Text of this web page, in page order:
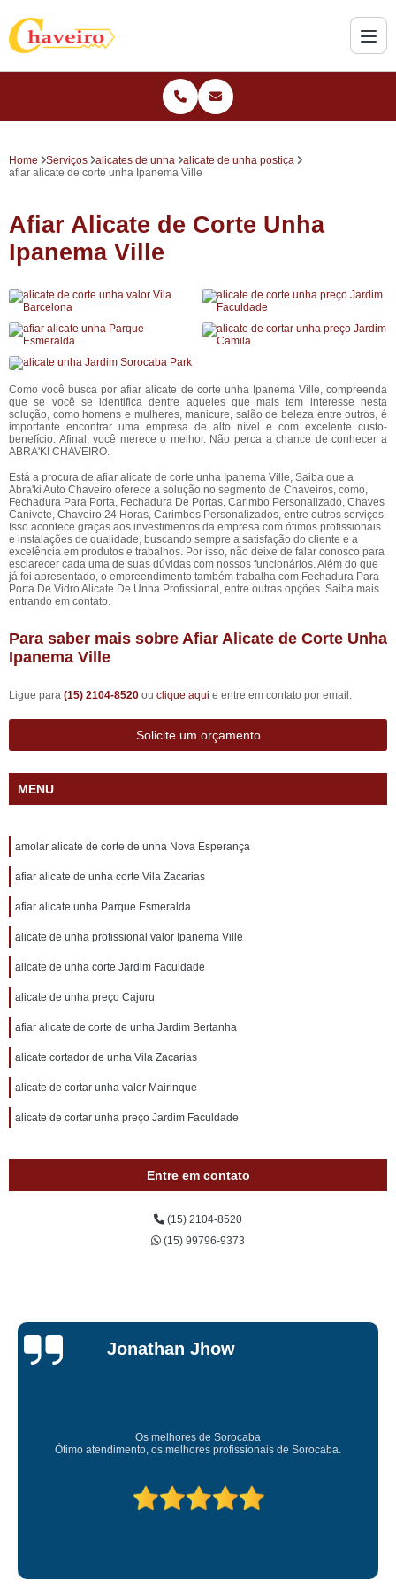
Home Serviços alicates de unha
alicate de unha postiça
afiar alicate de corte unha Ipanema Ville
Afiar Alicate de Corte Unha
Ipanema Ville
Como você busca por afiar alicate de corte unha Ipanema Ville, compreenda
que se você se identifica dentre aqueles que mais tem interesse nesta
solução, como homens e mulheres, manicure, salão de beleza entre outros, é
importante encontrar uma empresa de alto nível e com excelente custo-
benefício. Afinal, você merece o melhor. Não perca a chance de conhecer a
ABRA'KI CHAVEIRO.
Está a procura de afiar alicate de corte unha Ipanema Ville, Saiba que a
Abra'ki Auto Chaveiro oferece a solução no segmento de Chaveiros, como,
Fechadura Para Porta, Fechadura De Portas, Carimbo Personalizado, Chaves
Canivete, Chaveiro 24 Horas, Carimbos Personalizados, entre outros serviços.
Isso acontece graças aos investimentos da empresa com ótimos profissionais
e instalações de qualidade, buscando sempre a satisfação do cliente e a
excelência em produtos e trabalhos. Por isso, não deixe de falar conosco para
esclarecer cada uma de suas dúvidas com nossos funcionários. Além do que
já foi apresentado, o empreendimento também trabalha com Fechadura Para
Porta De Vidro Alicate De Unha Profissional, entre outras opções. Saiba mais
entrando em contato.
Para saber mais sobre Afiar Alicate de Corte Unha
Ipanema Ville
Ligue para (15) 2104-8520 ou clique aqui e entre em contato por email.
Solicite um orçamento
MENU
amolar alicate de corte de unha Nova Esperança
afiar alicate de unha corte Vila Zacarias
afiar alicate unha Parque Esmeralda
alicate de unha profissional valor Ipanema Ville
alicate de unha corte Jardim Faculdade
alicate de unha preço Cajuru
afiar alicate de corte de unha Jardim Bertanha
alicate cortador de unha Vila Zacarias
alicate de cortar unha valor Mairinque
alicate de cortar unha preço Jardim Faculdade
Entre em contato
(15) 2104-8520
(15) 99796-9373
Jonathan Jhow
Os melhores de Sorocaba
Ótimo atendimento, os melhores profissionais de Sorocaba.